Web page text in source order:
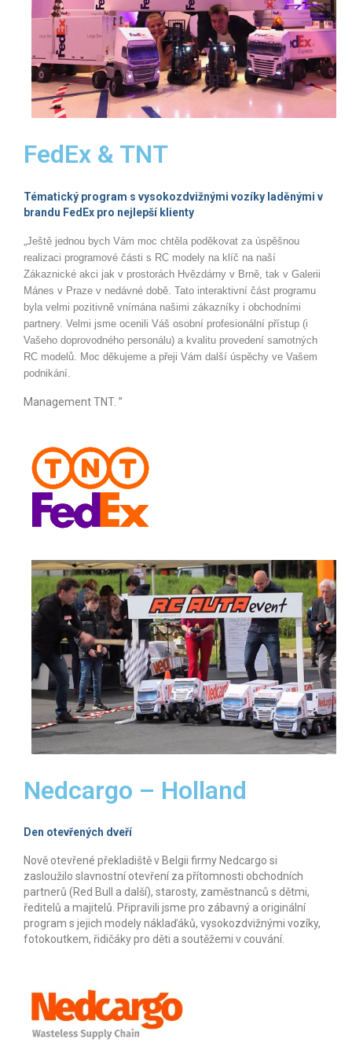
Aréna s bagry
TYP EVENTU
Párty a večírky
Konference/Školení
Týmová kreativní párty
Firemní rodinné dny
Tematické balíčky
Kreativní stavba týmových závoďáků
Soutěž v převozu piva vysokozdvižkami
IT Challenge
Vysokozdvižné vozíky a tahače
Bagry na dálkové ovládání
Logistické firmy
Motoristické akce
Autíčka na svatbě
Pirátské lodě
Indiáni a Western
Traktory na dálkové ovládání
Video
Fotky
Reference
Kontakt
ENG
NL
O nás
Co děláme a proč
Historie
Typy aut a vozidel co umíme
Doporučeme lokality
FedEx & TNT
Tématický program s vysokozdvižnými vozíky laděnými v
brandu FedEx pro nejlepší klienty
„Ještě jednou bych Vám moc chtěla poděkovat za úspěšnou
realizaci programové části s RC modely na klíč na naší
Zákaznické akci jak v prostorách Hvězdárny v Brně, tak v Galerii
Mánes v Praze v nedávné době. Tato interaktivní část programu
byla velmi pozitivně vnímána našimi zákazníky i obchodními
partnery. Velmi jsme ocenili Váš osobní profesionální přístup (i
Vašeho doprovodného personálu) a kvalitu provedení samotných
RC modelů. Moc děkujeme a přeji Vám další úspěchy ve Vašem
podnikání.
Management TNT. ”
Nedcargo – Holland
Den otevřených dveří
Nově otevřené překladiště v Belgii firmy Nedcargo si
zasloužilo slavnostní otevření za přítomnosti obchodních
partnerů (Red Bull a další), starosty, zaměstnanců s dětmi,
ředitelů a majitelů. Připravili jsme pro zábavný a originální
program s jejich modely náklaďáků, vysokozdvižnými vozíky,
fotokoutkem, řidičáky pro děti a soutěžemi v couvání.